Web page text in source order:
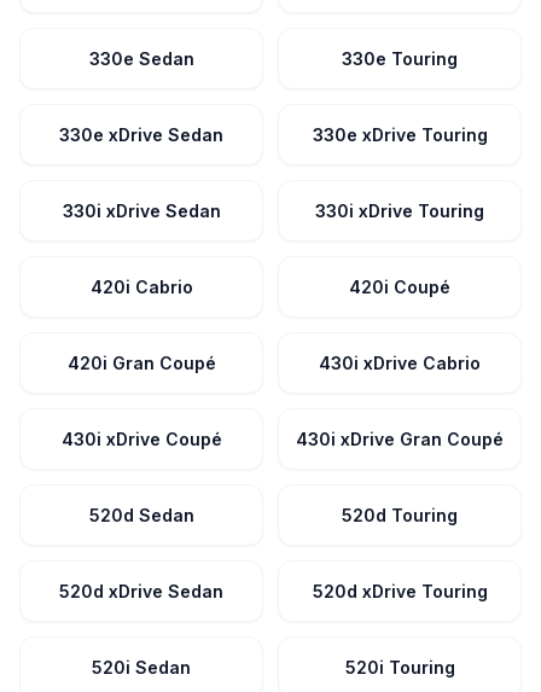
330e Sedan 330e Touring
330e xDrive Sedan 330e xDrive Touring
330i xDrive Sedan 330i xDrive Touring
420i Cabrio 420i Coupé
420i Gran Coupé 430i xDrive Cabrio
430i xDrive Coupé 430i xDrive Gran Coupé
520d Sedan 520d Touring
520d xDrive Sedan 520d xDrive Touring
520i Sedan 520i Touring